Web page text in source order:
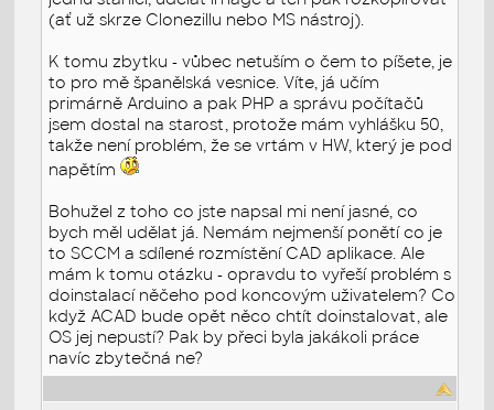
(ať už skrze Clonezillu nebo MS nástroj).
K tomu zbytku - vůbec netuším o čem to píšete, je
to pro mě španělská vesnice. Víte, já učím
primárně Arduino a pak PHP a správu počítačů
jsem dostal na starost, protože mám vyhlášku 50,
takže není problém, že se vrtám v HW, který je pod
napětím
Bohužel z toho co jste napsal mi není jasné, co
bych měl udělat já. Nemám nejmenší ponětí co je
to SCCM a sdílené rozmístění CAD aplikace. Ale
mám k tomu otázku - opravdu to vyřeší problém s
doinstalací něčeho pod koncovým uživatelem? Co
když ACAD bude opět něco chtít doinstalovat, ale
OS jej nepustí? Pak by přeci byla jakákoli práce
navíc zbytečná ne?